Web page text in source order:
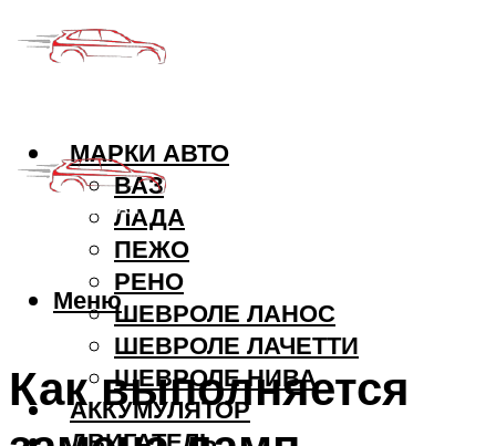
МАРКИ АВТО
ВАЗ
ЛАДА
ПЕЖО
РЕНО
ШЕВРОЛЕ ЛАНОС
ШЕВРОЛЕ ЛАЧЕТТИ
ШЕВРОЛЕ НИВА
АККУМУЛЯТОР
Меню
Как выполняется